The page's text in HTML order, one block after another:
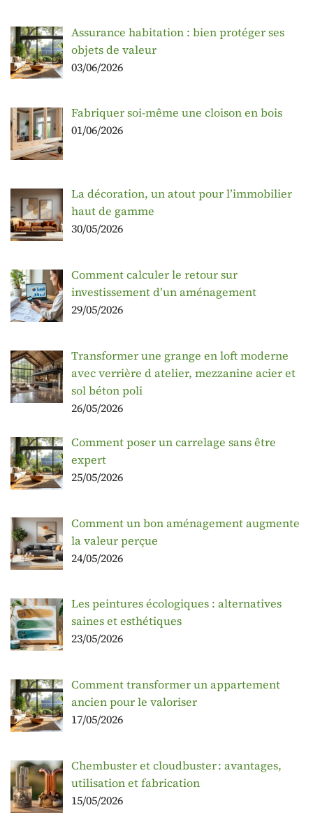
Assurance habitation : bien protéger ses
objets de valeur
03/06/2026
Fabriquer soi-même une cloison en bois
01/06/2026
La décoration, un atout pour l’immobilier
haut de gamme
30/05/2026
Comment calculer le retour sur
investissement d’un aménagement
29/05/2026
Transformer une grange en loft moderne
avec verrière d atelier, mezzanine acier et
sol béton poli
26/05/2026
Comment poser un carrelage sans être
expert
25/05/2026
Comment un bon aménagement augmente
la valeur perçue
24/05/2026
Les peintures écologiques : alternatives
saines et esthétiques
23/05/2026
Comment transformer un appartement
ancien pour le valoriser
17/05/2026
Chembuster et cloudbuster : avantages,
utilisation et fabrication
15/05/2026